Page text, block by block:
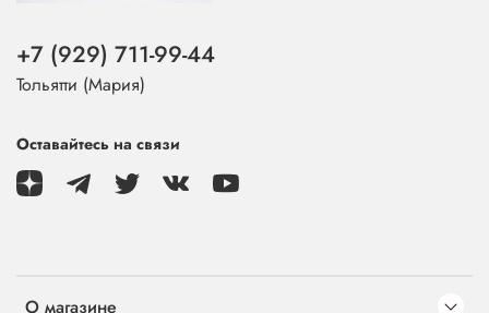
О магазине
+7 (929) 711-99-44
Тольятти (Мария)
Оставайтесь на связи